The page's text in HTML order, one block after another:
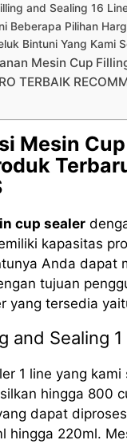
and Sealing 16
Beberapa Pilihan
Bintuni Yang Kami
Mesin Cup
TERBAIK
Mesin
cup sealer
kapasitas
Anda dapat
tujuan
yang tersedia
and Sealing 1
1 line yang kami
hingga 800
dapat
hingga 220ml.